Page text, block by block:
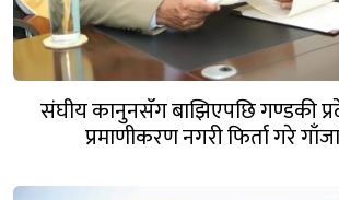
संघीय कानुनसँग बाझिएपछि गण्डकी
प्रमाणीकरण नगरी फिर्ता गरे